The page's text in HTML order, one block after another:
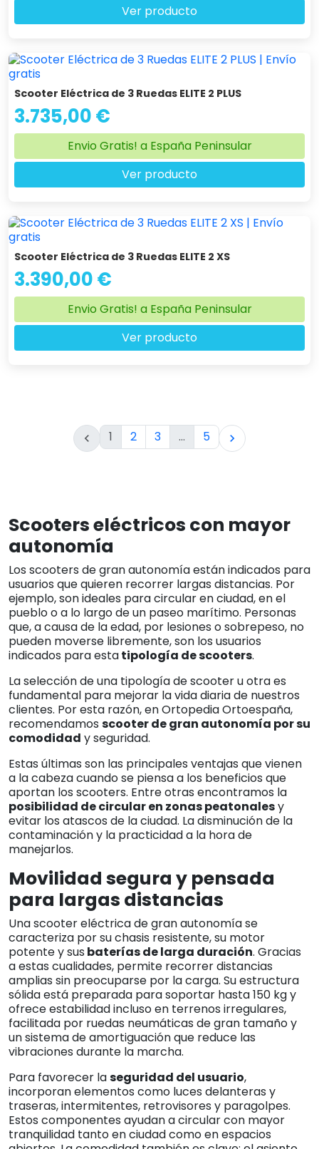
Ver producto
Scooter Eléctrica de 3 Ruedas ELITE 2 PLUS
3.735,00 €
Envio Gratis! a España Peninsular
Ver producto
Scooter Eléctrica de 3 Ruedas ELITE 2 XS
3.390,00 €
Envio Gratis! a España Peninsular
Ver producto
 1 2 3 … 5 
Scooters eléctricos con mayor
autonomía
Los scooters de gran autonomía están indicados para
usuarios que quieren recorrer largas distancias. Por
ejemplo, son ideales para circular en ciudad, en el
pueblo o a lo largo de un paseo marítimo. Personas
que, a causa de la edad, por lesiones o sobrepeso, no
pueden moverse libremente, son los usuarios
indicados para estatipología de scooters.
La selección de una tipología de scooter u otra es
fundamental para mejorar la vida diaria de nuestros
clientes. Por esta razón, en Ortopedia Ortoespaña,
recomendamos scooter de gran autonomía por su
comodidad y seguridad.
Estas últimas son las principales ventajas que vienen
a la cabeza cuando se piensa a los beneficios que
aportan los scooters. Entre otras encontramos la
posibilidad de circular en zonas peatonalesy
evitar los atascos de la ciudad. La disminución de la
contaminación y la practicidad a la hora de
manejarlos.
Movilidad segura y pensada
para largas distancias
Una scooter eléctrica de gran autonomía se
caracteriza por su chasis resistente, su motor
potente y sus baterías de larga duración. Gracias
a estas cualidades, permite recorrer distancias
amplias sin preocuparse por la carga. Su estructura
sólida está preparada para soportar hasta 150 kg y
ofrece estabilidad incluso en terrenos irregulares,
facilitada por ruedas neumáticas de gran tamaño y
un sistema de amortiguación que reduce las
vibraciones durante la marcha.
Para favorecer laseguridad del usuario,
incorporan elementos como luces delanteras y
traseras, intermitentes, retrovisores y paragolpes.
Estos componentes ayudan a circular con mayor
tranquilidad tanto en ciudad como en espacios